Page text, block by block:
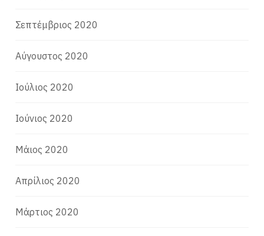
Σεπτέμβριος 2020
Αύγουστος 2020
Ιούλιος 2020
Ιούνιος 2020
Μάιος 2020
Απρίλιος 2020
Μάρτιος 2020